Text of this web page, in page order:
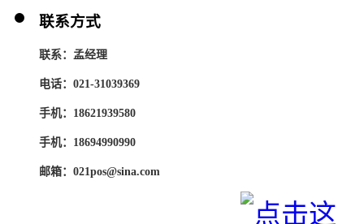
联系方式
联系：孟经理
电话：021-31039369
手机：18621939580
手机：18694990990
邮箱：021pos@sina.com